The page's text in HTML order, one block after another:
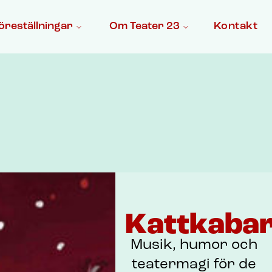
Om Teater 23 Kontakt
Musik, humor och
teatermagi för de